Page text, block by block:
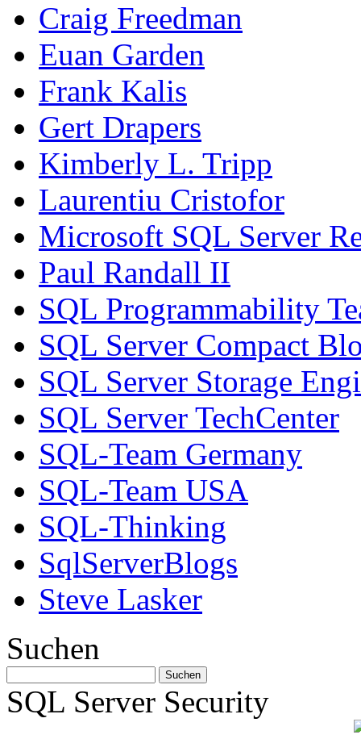
Craig Freedman
Euan Garden
Frank Kalis
Gert Drapers
Kimberly L. Tripp
Laurentiu Cristofor
Microsoft SQL Server
Paul Randall II
SQL Programmability
SQL Server Compact
SQL Server Storage
SQL Server TechCenter
SQL-Team Germany
SQL-Team USA
SQL-Thinking
SqlServerBlogs
Steve Lasker
Suchen
SQL Server Security